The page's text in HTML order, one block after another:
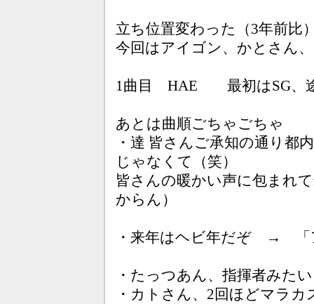
立ち位置変わった（3年前比
今回はアイゴン、かとさん
1曲目 HAE 最初はSG、
あとは曲順ごちゃごちゃ
・達 皆さんご承知の通り都
じゃなくて（笑）
皆さんの暖かい声に包まれ
からん）
・来年はヘビ年だぞ → 「
・たっつあん、指揮者みた
・カトさん、2回ほどマラ